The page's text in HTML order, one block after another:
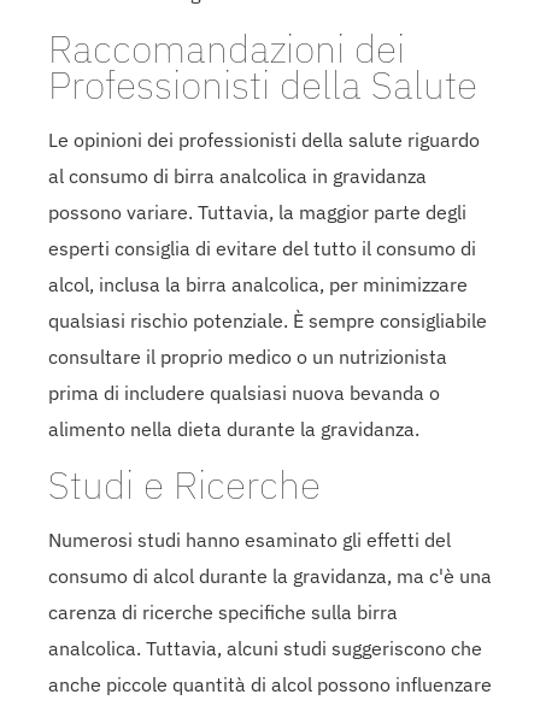
Raccomandazioni dei
Professionisti della Salute
Le opinioni dei professionisti della salute riguardo
al consumo di birra analcolica in gravidanza
possono variare. Tuttavia, la maggior parte degli
esperti consiglia di evitare del tutto il consumo di
alcol, inclusa la birra analcolica, per minimizzare
qualsiasi rischio potenziale. È sempre consigliabile
consultare il proprio medico o un nutrizionista
prima di includere qualsiasi nuova bevanda o
alimento nella dieta durante la gravidanza.
Studi e Ricerche
Numerosi studi hanno esaminato gli effetti del
consumo di alcol durante la gravidanza, ma c'è una
carenza di ricerche specifiche sulla birra
analcolica. Tuttavia, alcuni studi suggeriscono che
anche piccole quantità di alcol possono influenzare